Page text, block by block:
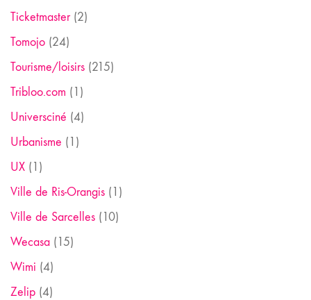
Ticketmaster(2)
Tomojo (24)
Tourisme/loisirs (215)
Tribloo.com (1)
Universciné (4)
Urbanisme (1)
UX (1)
Ville de Ris-Orangis (1)
Ville de Sarcelles (10)
Wecasa (15)
Wimi (4)
Zelip (4)